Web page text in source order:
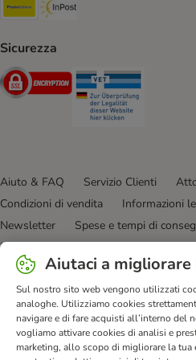
Sicurezza
Security
Aiuto & FAQ Servizio Clienti
Condizioni di vendita
Informazioni
Newsletter
Spese e tempi di
Modulo tipo di recesso
Opt-out
Programma fedeltà
Dichiarazione di accessibilità
bitiba GmbH 2026
Aiutaci a migliorare
Sul nostro sito web vengono utilizzati
analoghe. Utilizziamo cookies
navigare e di fare acquisti all’interno del
vogliamo attivare cookies di analisi e
marketing, allo scopo di migliorare la tua